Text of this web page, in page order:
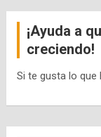
¡Ayuda a
creciendo!
Si te gusta lo